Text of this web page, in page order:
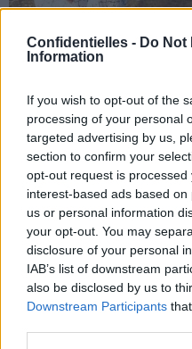
Confidentielles - Do Not
Information
If you wish to opt-out of the
processing of your personal
targeted advertising by us,
section to confirm your
opt-out request is
interest-based ads based
us or personal information
your opt-out. You may
disclosure of your personal
IAB’s list of downstream
also be disclosed by us to
Downstream Participants
ballonné et il nous le fait
2. Et pour qu’il aille
aliments
Des pousses d’épinards,
des fromages à pâte cuite
(thym, mélisse)… et on
pour les pâtes ou le pain !
3. On le cajole dans le
On lui fait des petits
soit tout heureux et tout
toujours dans le sens des
Comme ça on ne perturbe
4. On le contracte